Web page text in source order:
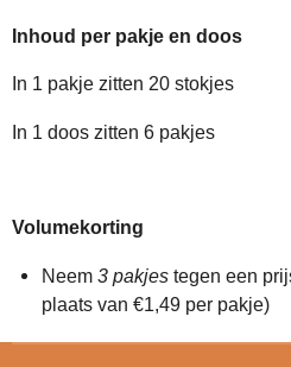
Inhoud per pakje en doos
In 1 pakje zitten 20 stokjes
In 1 doos zitten 6 pakjes
Volumekorting
Neem 3 pakjestegen een
plaats van €1,49 per pakje)